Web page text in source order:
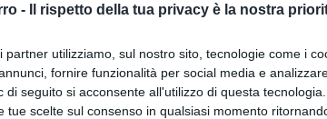
- Il rispetto della tua privacy è la nostra
partner utilizziamo, sul nostro sito, tecnologie come i
fornire funzionalità per social media e
di seguito si acconsente all'utilizzo di questa
tue scelte sul consenso in qualsiasi momento